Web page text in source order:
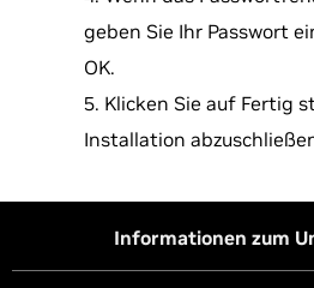
geben Sie Ihr Passwort
OK.
Klicken Sie auf Fertig
Installation
Informationen zum